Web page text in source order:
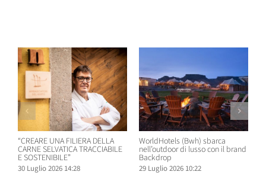
“CREARE UNA FILIERA DELLA
CARNE SELVATICA TRACCIABILE
E SOSTENIBILE”
30 Luglio 2026 14:28
WorldHotels (Bwh) sbarca
nell’outdoor di lusso con il brand
Backdrop
29 Luglio 2026 10:22